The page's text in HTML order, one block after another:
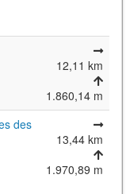
12,11 km
1.860,14 m
des
13,44 km
1.970,89 m